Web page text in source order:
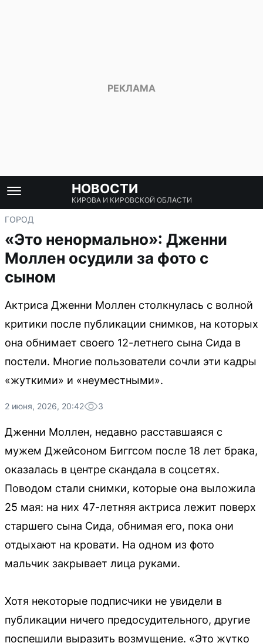
НОВОСТИ
КИРОВА И КИРОВСКОЙ ОБЛАСТИ
ГОРОД
«Это ненормально»: Дженни
Моллен осудили за фото с
сыном
Актриса Дженни Моллен столкнулась с волной
критики после публикации снимков, на которых
она обнимает своего 12-летнего сына Сида в
постели. Многие пользователи сочли эти кадры
«жуткими» и «неуместными».
2 июня, 2026, 20:42 3
Дженни Моллен, недавно расставшаяся с
мужем Джейсоном Биггсом после 18 лет брака,
оказалась в центре скандала в соцсетях.
Поводом стали снимки, которые она выложила
25 мая: на них 47-летняя актриса лежит поверх
старшего сына Сида, обнимая его, пока они
отдыхают на кровати. На одном из фото
мальчик закрывает лица руками.
Хотя некоторые подписчики не увидели в
публикации ничего предосудительного, другие
поспешили выразить возмущение. «Это жутко